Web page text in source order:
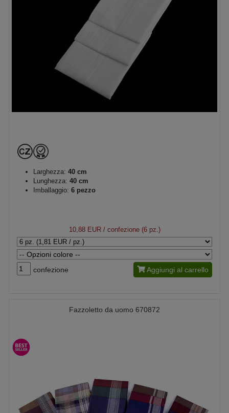
Larghezza: 40 cm
Lunghezza: 40 cm
Imballaggio: 6 pezzo
10,88 EUR/ confezione (6 pz.)
confezione Aggiungi al carrello
Fazzoletto da uomo 670872